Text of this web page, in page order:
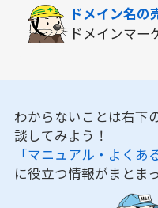
ドメイン名の
ドメインマー
わからないことは右下
談してみよう！
「マニュアル・よくあ
に役立つ情報がまとま